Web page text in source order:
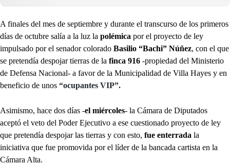
A finales del mes de septiembre y durante el transcurso de los primeros
días de octubre salía a la luz la polémica por el proyecto de ley
impulsado por el senador colorado Basilio “Bachi” Núñez, con el que
se pretendía despojar tierras de la finca 916 -propiedad del Ministerio
de Defensa Nacional- a favor de la Municipalidad de Villa Hayes y en
beneficio de unos “ocupantes VIP”.
Asimismo, hace dos días -el miércoles- la Cámara de Diputados
aceptó el veto del Poder Ejecutivo a ese cuestionado proyecto de ley
que pretendía despojar las tierras y con esto, fue enterrada la
iniciativa que fue promovida por el líder de la bancada cartista en la
Cámara Alta.